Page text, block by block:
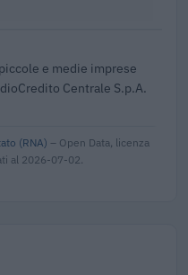
e medie imprese
Centrale S.p.A.
(RNA) – Open Data, licenza
al 2026-07-02.